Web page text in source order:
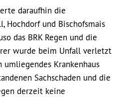
daraufhin die
Hochdorf und Bischofsmais
das BRK Regen und die
wurde beim Unfall verletzt
umliegendes Krankenhaus
Sachschaden und die
derzeit keine